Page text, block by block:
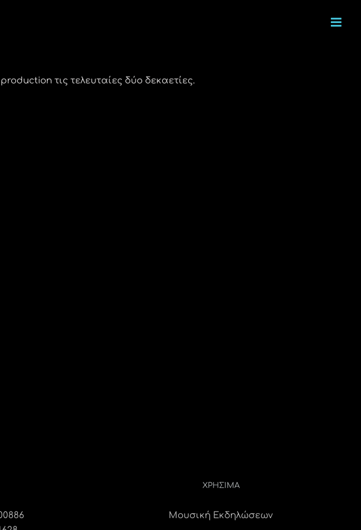
τις τελευταίες δύο δεκαετίες.
ΧΡΗΣΙΜΑ
Μουσική Εκδηλώσεων